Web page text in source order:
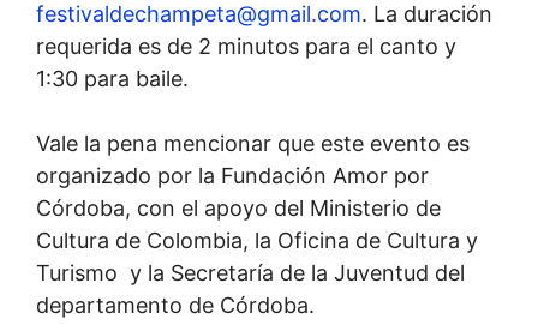
festivaldechampeta@gmail.com. La duración
requerida es de 2 minutos para el canto y
1:30 para baile.
Vale la pena mencionar que este evento es
organizado por la Fundación Amor por
Córdoba, con el apoyo del Ministerio de
Cultura de Colombia, la Oficina de Cultura y
Turismo y la Secretaría de la Juventud del
departamento de Córdoba.